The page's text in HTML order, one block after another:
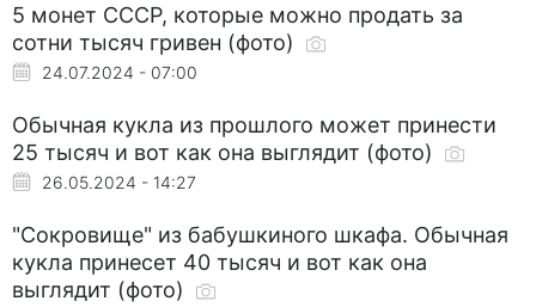
5 монет СССР, которые можно продать за
сотни тысяч гривен (фото)
24.07.2024 - 07:00
Обычная кукла из прошлого может принести
25 тысяч и вот как она выглядит (фото)
26.05.2024 - 14:27
"Сокровище" из бабушкиного шкафа. Обычная
кукла принесет 40 тысяч и вот как она
выглядит (фото)